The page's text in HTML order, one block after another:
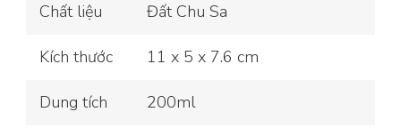
Chất liệu Đất Chu Sa
Kích thước 11 x 5 x 7.6 cm
Dung tích 200ml